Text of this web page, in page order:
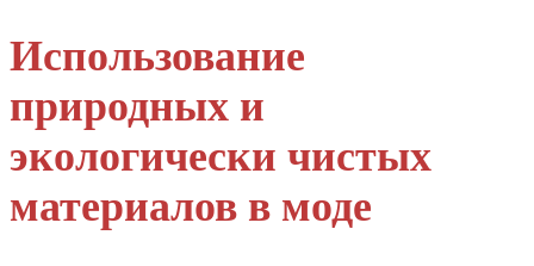
Использование
природных и
экологически чистых
материалов в моде